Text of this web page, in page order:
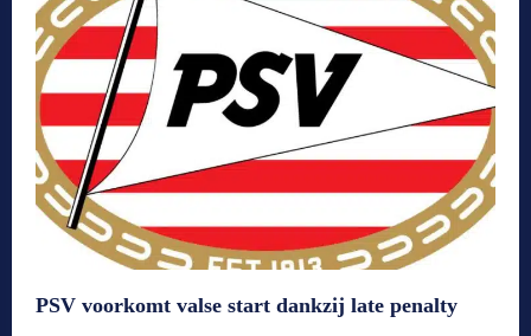
PSV voorkomt valse start dankzij late penalty